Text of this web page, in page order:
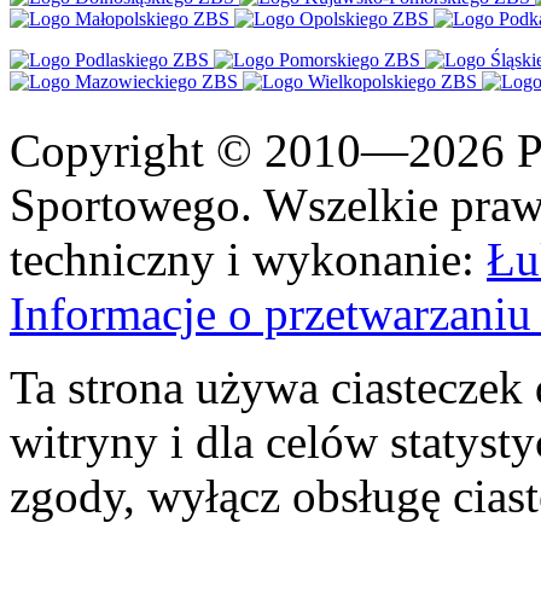
Copyright © 2010—2026
Sportowego. Wszelkie
techniczny i wykonanie:
Informacje o
Ta strona używa
witryny i dla celów
zgody, wyłącz obsługę